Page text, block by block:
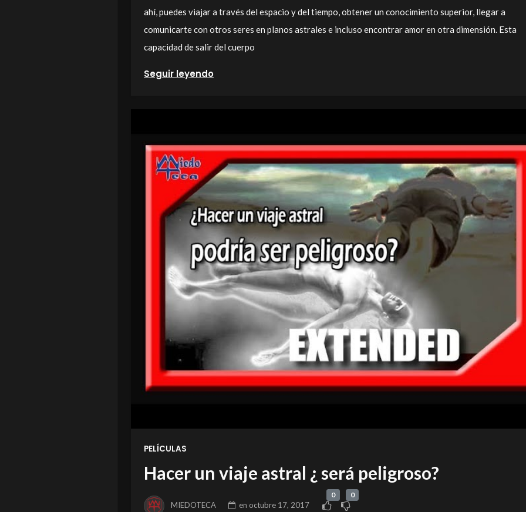
ahí, puedes viajar a través del espacio y del tiempo, obtener un conocimiento superior, llegar a
comunicarte con otros seres en planos astrales e incluso encontrar amor en otra dimensión. Esta
capacidad de salir del cuerpo
Seguir leyendo
PELÍCULAS
Hacer un viaje astral ¿ será peligroso?
MIEDOTECA en octubre 17, 2017
0 0